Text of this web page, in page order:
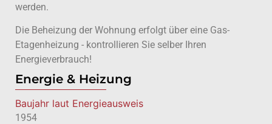
werden.
Die Beheizung der Wohnung erfolgt über eine Gas-
Etagenheizung - kontrollieren Sie selber Ihren
Energieverbrauch!
Energie & Heizung
Baujahr laut Energieausweis
1954